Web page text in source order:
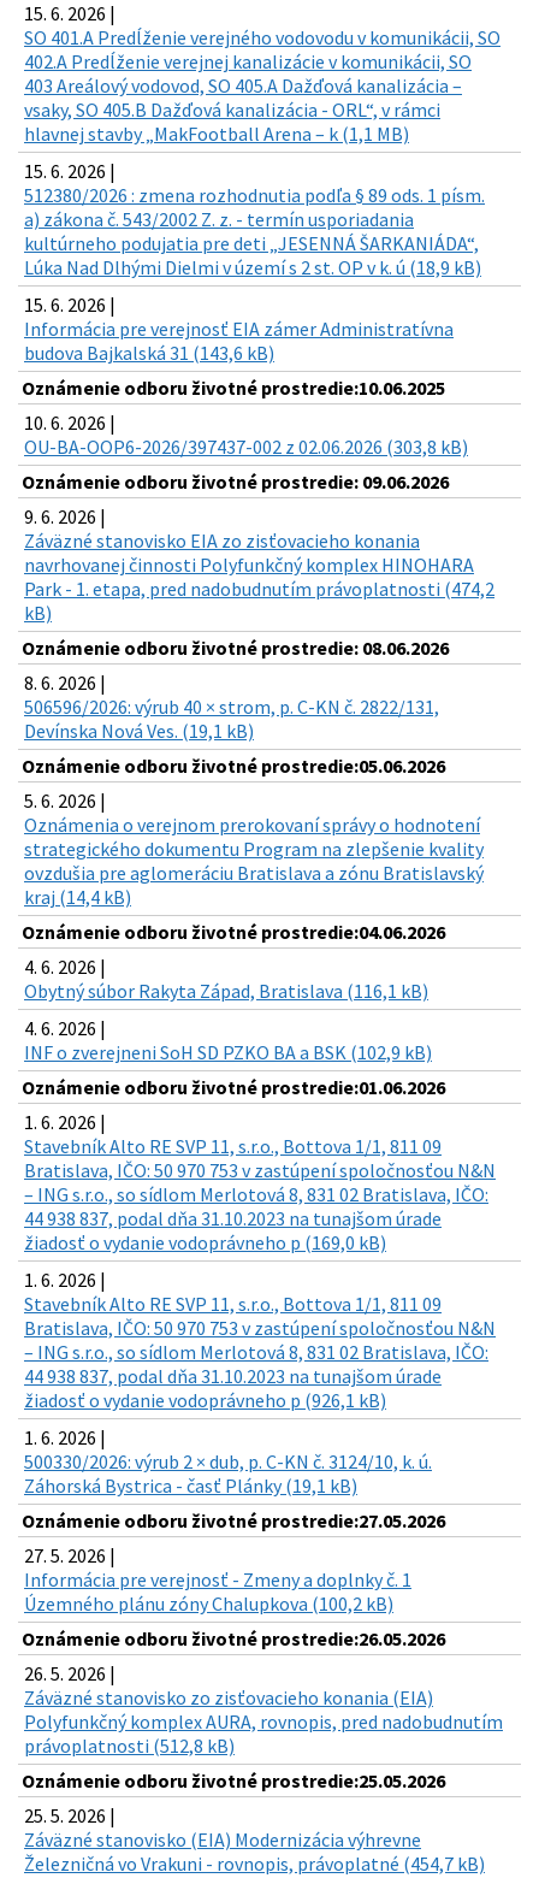
15. 6. 2026 |
SO 401.A Predĺženie verejného vodovodu v komunikácii, SO
402.A Predĺženie verejnej kanalizácie v komunikácii, SO
403 Areálový vodovod, SO 405.A Dažďová kanalizácia –
vsaky, SO 405.B Dažďová kanalizácia - ORL“, v rámci
hlavnej stavby „MakFootball Arena – k (1,1 MB)
15. 6. 2026 |
512380/2026 : zmena rozhodnutia podľa § 89 ods. 1 písm.
a) zákona č. 543/2002 Z. z. - termín usporiadania
kultúrneho podujatia pre deti „JESENNÁ ŠARKANIÁDA“,
Lúka Nad Dlhými Dielmi v území s 2 st. OP v k. ú (18,9 kB)
15. 6. 2026 |
Informácia pre verejnosť EIA zámer Administratívna
budova Bajkalská 31 (143,6 kB)
Oznámenie odboru životné prostredie:10.06.2025
10. 6. 2026 |
OU-BA-OOP6-2026/397437-002 z 02.06.2026 (303,8 kB)
Oznámenie odboru životné prostredie: 09.06.2026
9. 6. 2026 |
Záväzné stanovisko EIA zo zisťovacieho konania
navrhovanej činnosti Polyfunkčný komplex HINOHARA
Park - 1. etapa, pred nadobudnutím právoplatnosti (474,2
kB)
Oznámenie odboru životné prostredie: 08.06.2026
8. 6. 2026 |
506596/2026: výrub 40 × strom, p. C-KN č. 2822/131,
Devínska Nová Ves. (19,1 kB)
Oznámenie odboru životné prostredie:05.06.2026
5. 6. 2026 |
Oznámenia o verejnom prerokovaní správy o hodnotení
strategického dokumentu Program na zlepšenie kvality
ovzdušia pre aglomeráciu Bratislava a zónu Bratislavský
kraj (14,4 kB)
Oznámenie odboru životné prostredie:04.06.2026
4. 6. 2026 |
Obytný súbor Rakyta Západ, Bratislava (116,1 kB)
4. 6. 2026 |
INF o zverejneni SoH SD PZKO BA a BSK (102,9 kB)
Oznámenie odboru životné prostredie:01.06.2026
1. 6. 2026 |
Stavebník Alto RE SVP 11, s.r.o., Bottova 1/1, 811 09
Bratislava, IČO: 50 970 753 v zastúpení spoločnosťou N&N
– ING s.r.o., so sídlom Merlotová 8, 831 02 Bratislava, IČO:
44 938 837, podal dňa 31.10.2023 na tunajšom úrade
žiadosť o vydanie vodoprávneho p (169,0 kB)
1. 6. 2026 |
Stavebník Alto RE SVP 11, s.r.o., Bottova 1/1, 811 09
Bratislava, IČO: 50 970 753 v zastúpení spoločnosťou N&N
– ING s.r.o., so sídlom Merlotová 8, 831 02 Bratislava, IČO:
44 938 837, podal dňa 31.10.2023 na tunajšom úrade
žiadosť o vydanie vodoprávneho p (926,1 kB)
1. 6. 2026 |
500330/2026: výrub 2 × dub, p. C-KN č. 3124/10, k. ú.
Záhorská Bystrica - časť Plánky (19,1 kB)
Oznámenie odboru životné prostredie:27.05.2026
27. 5. 2026 |
Informácia pre verejnosť - Zmeny a doplnky č. 1
Územného plánu zóny Chalupkova (100,2 kB)
Oznámenie odboru životné prostredie:26.05.2026
26. 5. 2026 |
Záväzné stanovisko zo zisťovacieho konania (EIA)
Polyfunkčný komplex AURA, rovnopis, pred nadobudnutím
právoplatnosti (512,8 kB)
Oznámenie odboru životné prostredie:25.05.2026
25. 5. 2026 |
Záväzné stanovisko (EIA) Modernizácia výhrevne
Železničná vo Vrakuni - rovnopis, právoplatné (454,7 kB)